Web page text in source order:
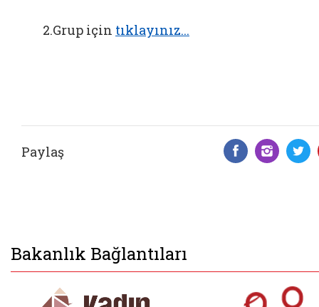
2.Grup için tıklayınız...
Paylaş
Bakanlık Bağlantıları